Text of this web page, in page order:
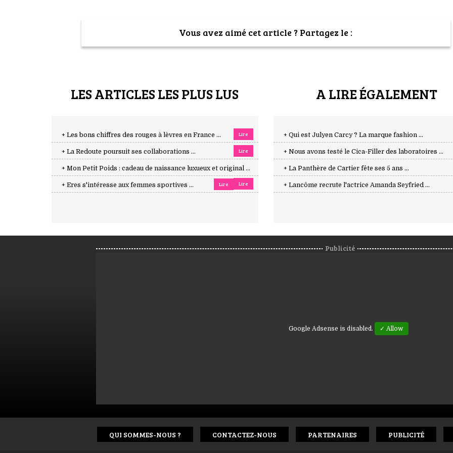
Vous avez aimé cet article ? Partagez le :
LES ARTICLES LES PLUS LUS
+ Les bons chiffres des rouges à lèvres en France ... Lire
+ La Redoute poursuit ses collaborations ... Lire
+ Mon Petit Poids : cadeau de naissance luxueux et original ...
Lire
+ Eres s'intéresse aux femmes sportives ... Lire
A LIRE ÉGALEMENT
+ Qui est Julyen Carcy ? La marque fashion ...
+ Nous avons testé le Cica-Filler des laboratoires ...
+ La Panthère de Cartier fête ses 5 ans ...
+ Lancôme recrute l'actrice Amanda Seyfried ...
Publicité
Google Adsense is disabled. ✓ Allow
QUI SOMMES-NOUS ? CONTACTEZ-NOUS PARTENAIRES PUBLICITÉ